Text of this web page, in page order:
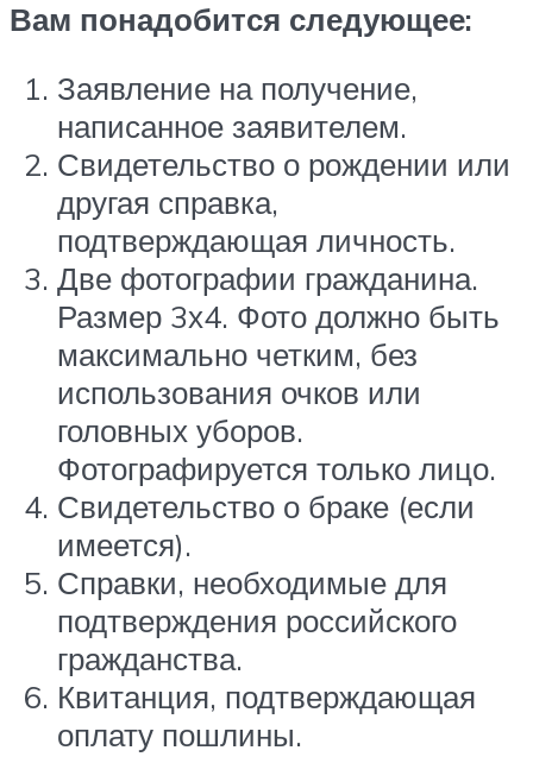
Вам понадобится следующее:
Заявление на получение,
написанное заявителем.
Свидетельство о рождении или
другая справка,
подтверждающая личность.
Две фотографии гражданина.
Размер 3х4. Фото должно быть
максимально четким, без
использования очков или
головных уборов.
Фотографируется только лицо.
Свидетельство о браке (если
имеется).
Справки, необходимые для
подтверждения российского
гражданства.
Квитанция, подтверждающая
оплату пошлины.